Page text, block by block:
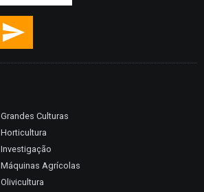
Grandes Culturas
Horticultura
Investigação
Máquinas Agrícolas
Olivicultura